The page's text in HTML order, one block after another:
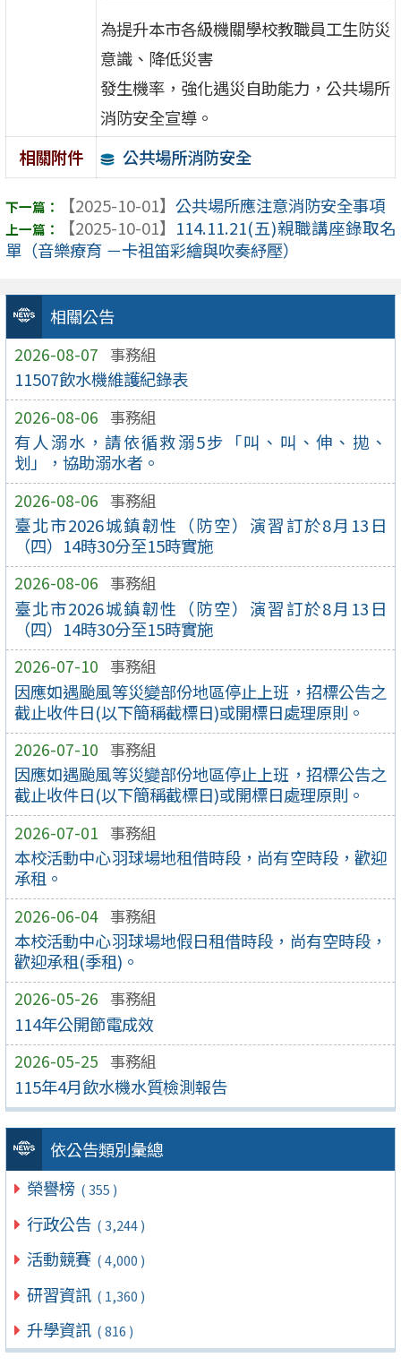
相關公告
2026-08-07 事務組
11507飲水機維護紀錄表
2026-08-06 事務組
有人溺水，請依循救溺5步「叫、叫、伸、拋、
划」，協助溺水者。
2026-08-06 事務組
臺北市2026城鎮韌性（防空）演習訂於8月13日
（四）14時30分至15時實施
2026-08-06 事務組
臺北市2026城鎮韌性（防空）演習訂於8月13日
（四）14時30分至15時實施
2026-07-10 事務組
因應如遇颱風等災變部份地區停止上班，招標公告之
截止收件日(以下簡稱截標日)或開標日處理原則。
2026-07-10 事務組
因應如遇颱風等災變部份地區停止上班，招標公告之
截止收件日(以下簡稱截標日)或開標日處理原則。
2026-07-01 事務組
本校活動中心羽球場地租借時段，尚有空時段，歡迎
承租。
2026-06-04 事務組
本校活動中心羽球場地假日租借時段，尚有空時段，
歡迎承租(季租)。
2026-05-26 事務組
114年公開節電成效
2026-05-25 事務組
115年4月飲水機水質檢測報告
依公告類別彙總
榮譽榜 ( 355 )
行政公告 ( 3,244 )
活動競賽 ( 4,000 )
研習資訊 ( 1,360 )
升學資訊 ( 816 )
為提升本市各級機關學校教職員工生防災
意識、降低災害
發生機率，強化遇災自助能力，公共場所
消防安全宣導。
相關附件
公共場所消防安全
【2025-10-01】 公共場所應注意消防安全事項
【2025-10-01】 114.11.21(五)親職講座錄取名
單（音樂療育 －卡祖笛彩繪與吹奏紓壓）